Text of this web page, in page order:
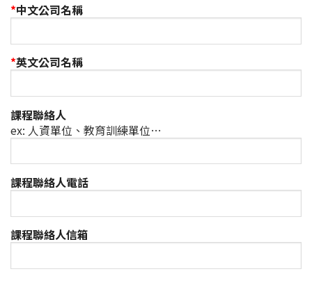
*中文公司名稱
*英文公司名稱
課程聯絡人
ex: 人資單位、教育訓練單位…
課程聯絡人電話
課程聯絡人信箱